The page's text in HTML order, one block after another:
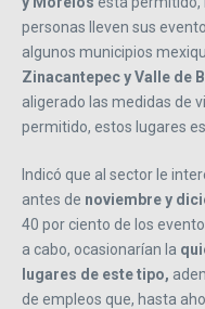
personas lleven sus
algunos municipios
Zinacantepec y Valle de
aligerado las medidas de
permitido, estos lugares
Indicó que al sector le
antes de noviembre y
40 por ciento de los
a cabo, ocasionarían la
lugares de este tipo,
de empleos que, hasta